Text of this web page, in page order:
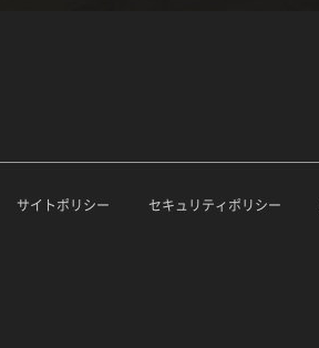
サイトポリシー セキュリティポリシー